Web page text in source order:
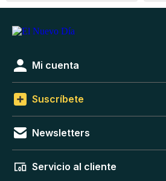
Mi cuenta
Suscríbete
Newsletters
Servicio al cliente